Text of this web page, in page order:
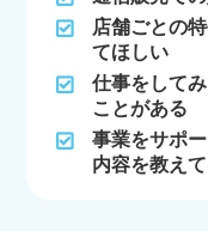
店舗ごとの
てほしい
仕事をして
ことがある
事業をサポ
内容を教え